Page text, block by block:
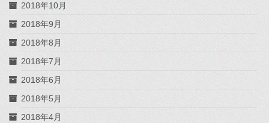
2018年10月
2018年9月
2018年8月
2018年7月
2018年6月
2018年5月
2018年4月